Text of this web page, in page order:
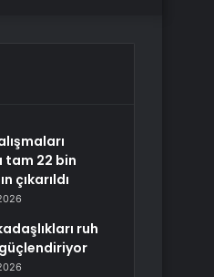
tam 22 bin
çıkarıldı
ruh
güçlendiriyor